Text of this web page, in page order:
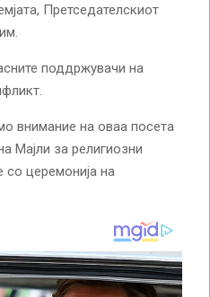
Претседателскиот
поддржувачи на
внимание на оваа посета
Мајли за религиозни
церемонија на